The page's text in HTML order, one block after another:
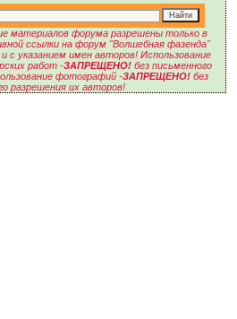
материалов форума разрешены только в
ссылки на форум "Волшебная фазенда"
с указанием имен авторов! Использование
работ -ЗАПРЕЩЕНО!без письменного
фотографий -ЗАПРЕЩЕНО! без
разрешения их авторов!